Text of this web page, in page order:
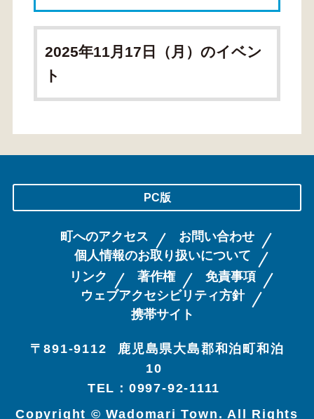
2025年11月17日（月）のイベン
ト
PC版
町へのアクセス
お問い合わせ
個人情報のお取り扱いについて
リンク
著作権
免責事項
ウェブアクセシビリティ方針
携帯サイト
〒891-9112
鹿児島県大島郡和泊町和泊
10
TEL：0997-92-1111
Copyright © Wadomari Town. All Rights